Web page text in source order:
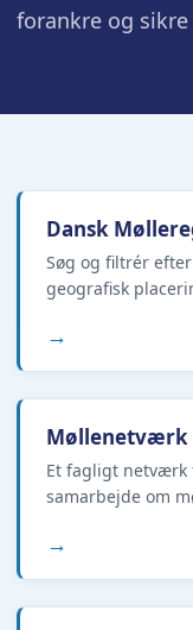
forankre og
Dansk
Søg og filtrér
geografisk
→
Møllenetværk
Et fagligt netværk
samarbejde om
→